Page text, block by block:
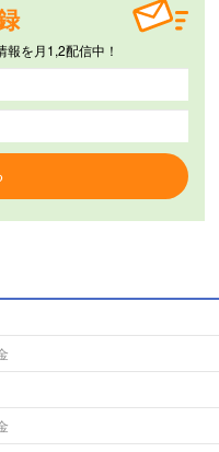
を月1,2配信中！